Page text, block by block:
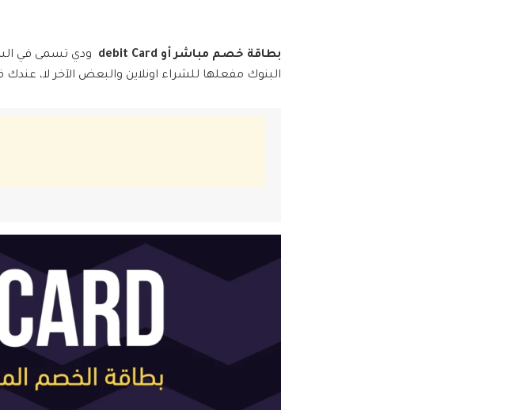
بطاقة خصم مباشر أو debit Card
ودي تسمى في
البنوك مفعلها للشراء اونلاين والبعض الآخر